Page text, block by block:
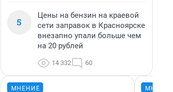
5
Цены на бензин на краевой
сети заправок в Красноярске
внезапно упали больше чем
на 20 рублей
14 332 60
МНЕНИЕ